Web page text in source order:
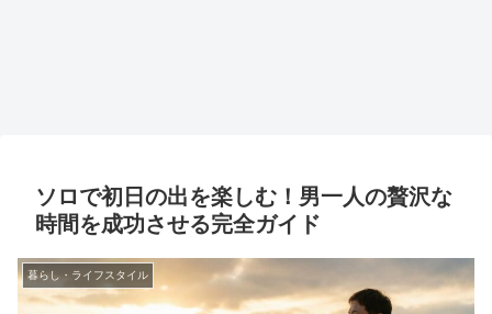
ソロで初日の出を楽しむ！男一人の贅沢な
時間を成功させる完全ガイド
暮らし・ライフスタイル